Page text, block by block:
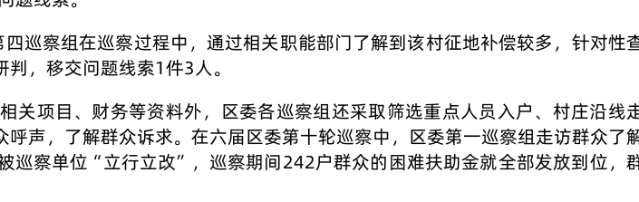
巡察组在巡察过程中，通过相关职能部门了解到该村征地补偿较多，针对性
，移交问题线索1件3人。
关项目、财务等资料外，区委各巡察组还采取筛选重点人员入户、村庄沿线
声，了解群众诉求。在六届区委第十轮巡察中，区委第一巡察组走访群众了
巡察单位“立行立改”，巡察期间242户群众的困难扶助金就全部发放到位，